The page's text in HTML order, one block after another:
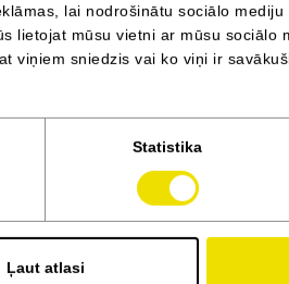
lai nodrošinātu sociālo mediju
lietojat mūsu vietni ar mūsu sociālo
viņiem sniedzis vai ko viņi ir
Statistika
Ļaut atlasi
Sākot no: 35
uz priekšu